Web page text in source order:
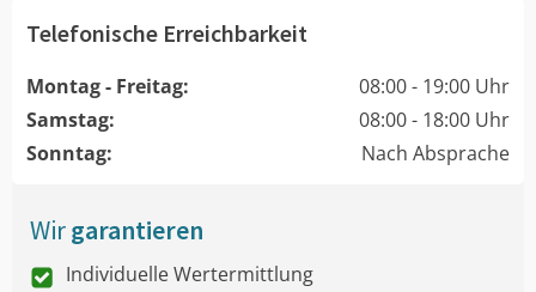
Telefonische Erreichbarkeit
Montag - Freitag:
08:00 - 19:00 Uhr
Samstag:
08:00 - 18:00 Uhr
Sonntag:
Nach Absprache
Wirgarantieren
Individuelle Wertermittlung